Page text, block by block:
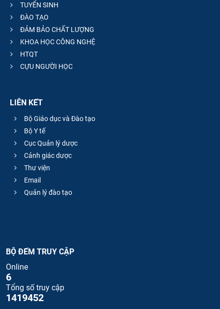
TUYỂN SINH
ĐÀO TẠO
ĐẢM BẢO CHẤT LƯỢNG
KHOA HỌC CÔNG NGHỆ
HTQT
CỰU NGƯỜI HỌC
LIÊN KẾT
Bộ Giáo dục và Đào tạo
Bộ Y tế
Cục Quản lý dược
Cảnh giác dược
Thư viện
Email
Quản lý đào tạo
BỘ ĐẾM TRUY CẬP
Online
6
Tổng số truy cập
1419452